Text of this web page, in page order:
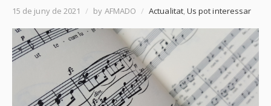
15 de juny de 2021 / by AFMADO / Actualitat,Us pot interessar